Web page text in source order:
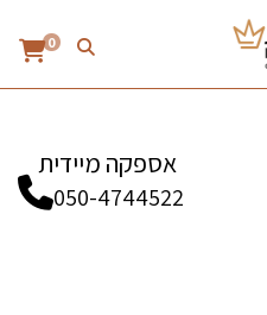
0
אספקה מיידית
050-4744522